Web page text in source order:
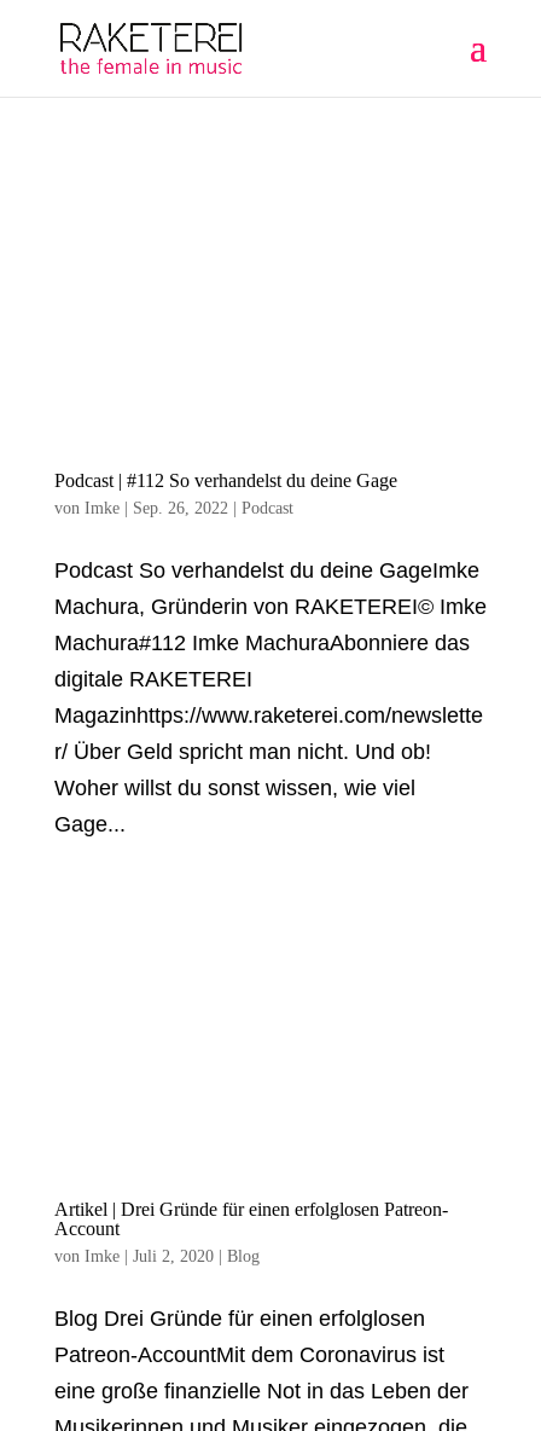
Podcast | #112 So verhandelst du deine Gage
von Imke| Sep. 26, 2022 Podcast
Podcast So verhandelst du deine GageImke
Machura, Gründerin von RAKETEREI© Imke
Machura#112 Imke MachuraAbonniere das
digitale RAKETEREI
Magazinhttps://www.raketerei.com/newslette
r/ Über Geld spricht man nicht. Und ob!
Woher willst du sonst wissen, wie viel
Gage...
Artikel | Drei Gründe für einen erfolglosen Patreon-
Account
von Imke| Juli 2, 2020| Blog
Blog Drei Gründe für einen erfolglosen
Patreon-AccountMit dem Coronavirus ist
eine große finanzielle Not in das Leben der